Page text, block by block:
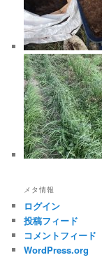
メタ情報
ログイン
投稿フィード
コメントフィード
WordPress.org